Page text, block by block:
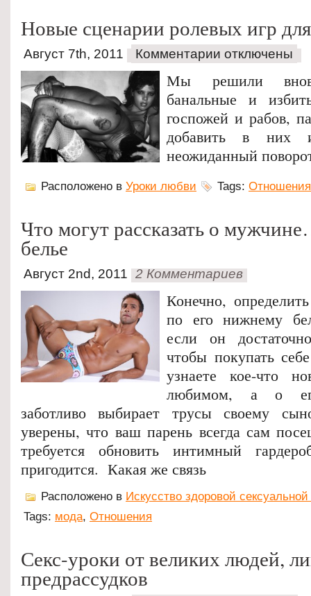
Новые сценарии ролевых игр для
Август 7th, 2011 Комментарии отключены
Мы решили
банальные и
госпожей и рабов,
добавить в них
неожиданный
Расположено в Уроки любви Tags: Отношения
Что могут рассказать о
белье
Август 2nd, 2011 2 Комментариев
Конечно,
по его нижнему
если он
чтобы покупать
узнаете кое-что
любимом, а о
заботливо выбирает трусы своему
уверены, что ваш парень всегда сам
требуется обновить интимный
пригодится. Какая же связь
Расположено в Искусство здоровой
Tags: мода, Отношения
Секс-уроки от великих людей,
предрассудков